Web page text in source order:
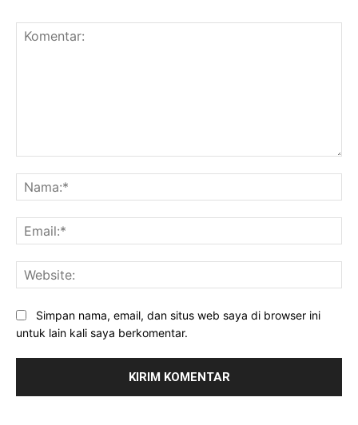
Simpan nama, email, dan situs web saya di browser ini
untuk lain kali saya berkomentar.